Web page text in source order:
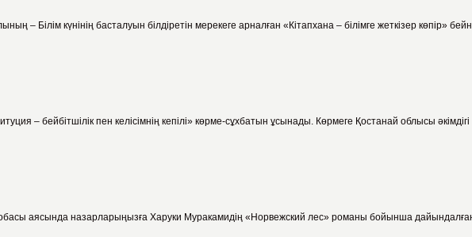
– Білім күнінің басталуын білдіретін мерекеге арналған «Кітапхана – білімге жеткізер көпір»
– бейбітшілік пен келісімнің кепілі» көрме-сұхбатын ұсынады. Көрмеге Қостанай облысы
аясында назарларыңызға Харуки Муракамидің «Норвежский лес» романы бойынша